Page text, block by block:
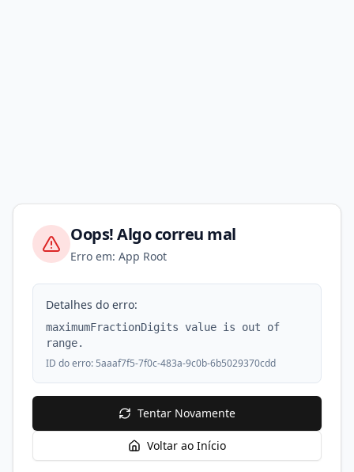
Oops! Algo correu mal
Erro em: App Root
Detalhes do erro:
maximumFractionDigits value is out of
range.
ID do erro: 5aaaf7f5-7f0c-483a-9c0b-6b5029370cdd
Tentar Novamente
Voltar ao Início